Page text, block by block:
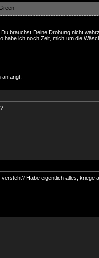
brauchst Deine Drohung nicht
habe ich noch Zeit, mich um die
Habe eigentlich alles, kriege